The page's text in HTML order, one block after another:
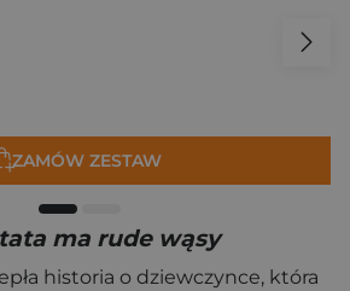
ZAMÓW ZESTAW
ma rude wąsy
historia o dziewczynce, która